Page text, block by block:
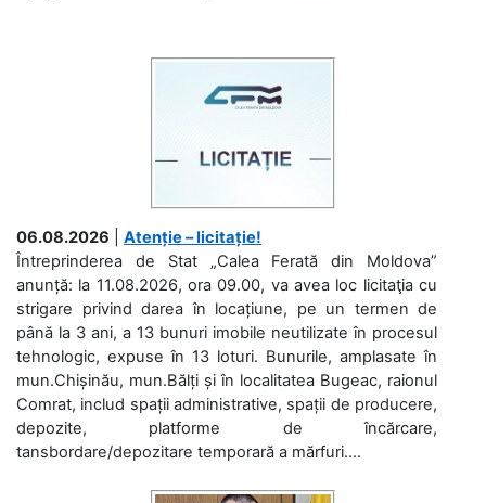
06.08.2026
Atenție – licitație!
Întreprinderea de Stat „Calea Ferată din Moldova”
anunță: la 11.08.2026, ora 09.00, va avea loc licitaţia cu
strigare privind darea în locațiune, pe un termen de
până la 3 ani, a 13 bunuri imobile neutilizate în procesul
tehnologic, expuse în 13 loturi. Bunurile, amplasate în
mun.Chișinău, mun.Bălți și în localitatea Bugeac, raionul
Comrat, includ spații administrative, spații de producere,
depozite, platforme de încărcare,
tansbordare/depozitare temporară a mărfuri....